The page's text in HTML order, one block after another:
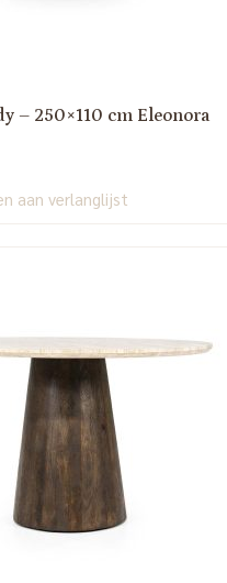
– 250×110 cm Eleonora
aan verlanglijst